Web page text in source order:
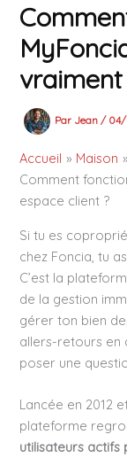
Par Jean/
Accueil
Maison
Comment
espace client ?
Si tu es
chez Foncia, tu
C’est la
de la gestion
gérer ton bien
allers-retours en
poser une
Lancée en 2012
plateforme
utilisateurs actifs